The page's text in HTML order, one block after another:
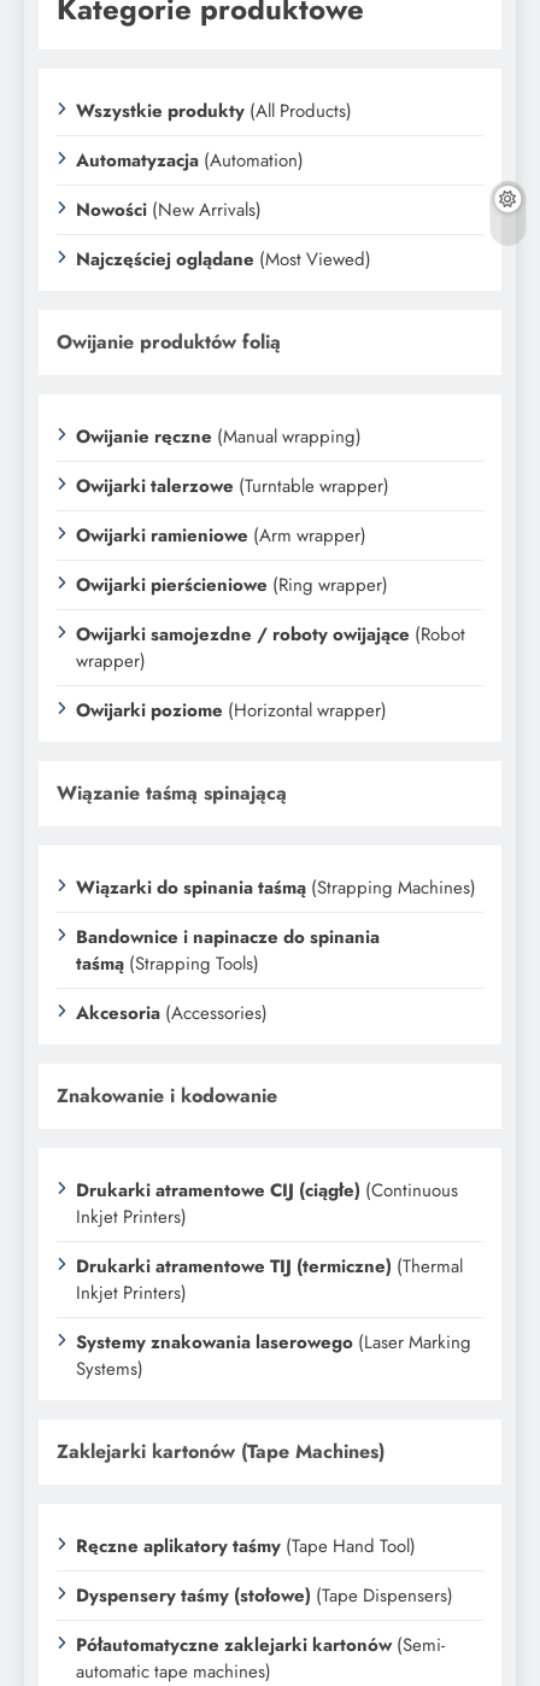
Kategorie produktowe
Wszystkie produkty (All Products)
Automatyzacja (Automation)
Nowości (New Arrivals)
Najczęściej oglądane (Most Viewed)
Owijanie produktów folią
Owijanie ręczne (Manual wrapping)
Owijarki talerzowe (Turntable wrapper)
Owijarki ramieniowe (Arm wrapper)
Owijarki pierścieniowe (Ring wrapper)
Owijarki samojezdne / roboty owijające (Robot
wrapper)
Owijarki poziome (Horizontal wrapper)
Wiązanie taśmą spinającą
Wiązarki do spinania taśmą (Strapping Machines)
Bandownice i napinacze do spinania
taśmą (Strapping Tools)
Akcesoria (Accessories)
Znakowanie i kodowanie
Drukarki atramentowe CIJ (ciągłe) (Continuous
Inkjet Printers)
Drukarki atramentowe TIJ (termiczne) (Thermal
Inkjet Printers)
Systemy znakowania laserowego (Laser Marking
Systems)
Zaklejarki kartonów (Tape Machines)
Ręczne aplikatory taśmy (Tape Hand Tool)
Dyspensery taśmy (stołowe) (Tape Dispensers)
Półautomatyczne zaklejarki kartonów(Semi-
automatic tape machines)